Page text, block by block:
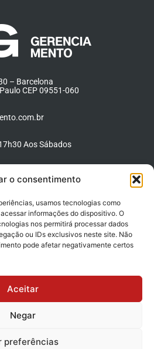
o consentimento
usamos tecnologias como
informações do dispositivo. O
nos permitirá processar dados
ou IDs exclusivos neste site. Não
pode afetar negativamente certos
Aceitar
Negar
preferências
– Barcelona
CEP 09551-060
Aos Sábados